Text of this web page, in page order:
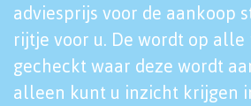
adviesprijs voor de aankoop
rijtje voor u. De wordt op
gecheckt waar deze wordt
alleen kunt u inzicht krijgen